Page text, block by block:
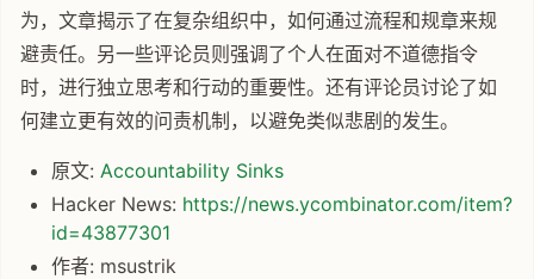
为，文章揭示了在复杂组织中，如何通过流程和规章来规
避责任。另一些评论员则强调了个人在面对不道德指令
时，进行独立思考和行动的重要性。还有评论员讨论了如
何建立更有效的问责机制，以避免类似悲剧的发生。
原文: Accountability Sinks
Hacker News: https://news.ycombinator.com/item?
id=43877301
作者: msustrik